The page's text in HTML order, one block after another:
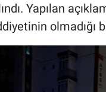
Yapılan
olmadığı